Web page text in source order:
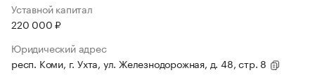
Уставной капитал
220 000 ₽
Юридический адрес
респ. Коми, г. Ухта, ул. Железнодорожная, д. 48, стр. 8